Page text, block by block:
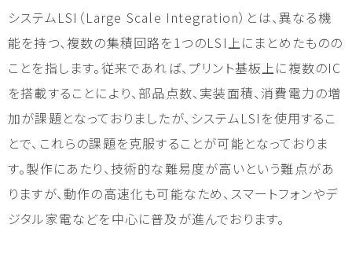
システムLSI（Large Scale Integration）とは、異なる機
能を持つ、複数の集積回路を1つのLSI上にまとめたものの
ことを指します。従来であれば、プリント基板上に複数のIC
を搭載することにより、部品点数、実装面積、消費電力の増
加が課題となっておりましたが、システムLSIを使用するこ
とで、これらの課題を克服することが可能となっておりま
す。製作にあたり、技術的な難易度が高いという難点があ
りますが、動作の高速化も可能なため、スマートフォンやデ
ジタル家電などを中心に普及が進んでおります。